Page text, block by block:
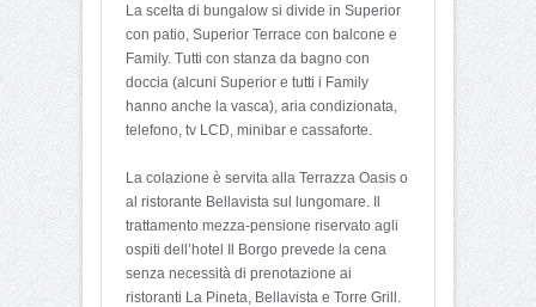
La scelta di bungalow si divide in Superior
con patio, Superior Terrace con balcone e
Family. Tutti con stanza da bagno con
doccia (alcuni Superior e tutti i Family
hanno anche la vasca), aria condizionata,
telefono, tv LCD, minibar e cassaforte.
La colazione è servita alla Terrazza Oasis o
al ristorante Bellavista sul lungomare. Il
trattamento mezza-pensione riservato agli
ospiti dell’hotel Il Borgo prevede la cena
senza necessità di prenotazione ai
ristoranti La Pineta, Bellavista e Torre Grill.